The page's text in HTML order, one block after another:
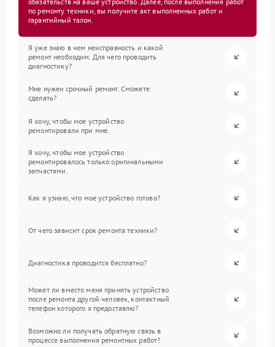
по ремонту техники, вы получите акт выполненных работ и
гарантийный талон.
Я уже знаю в чем неисправность и какой
ремонт необходим. Для чего проводить
диагностику?
Мне нужен срочный ремонт. Сможете
сделать?
Я хочу, чтобы мое устройство
ремонтировали при мне.
Я хочу, чтобы мое устройство
ремонтировалось только оригинальными
запчастями.
Как я узнаю, что мое устройство готово?
От чего зависит срок ремонта техники?
Диагностика проводится бесплатно?
Может ли вместо меня принять устройство
после ремонта другой человек, контактный
телефон которого я предоставлю?
Возможно ли получать обратную связь в
процессе выполнения ремонтных работ?